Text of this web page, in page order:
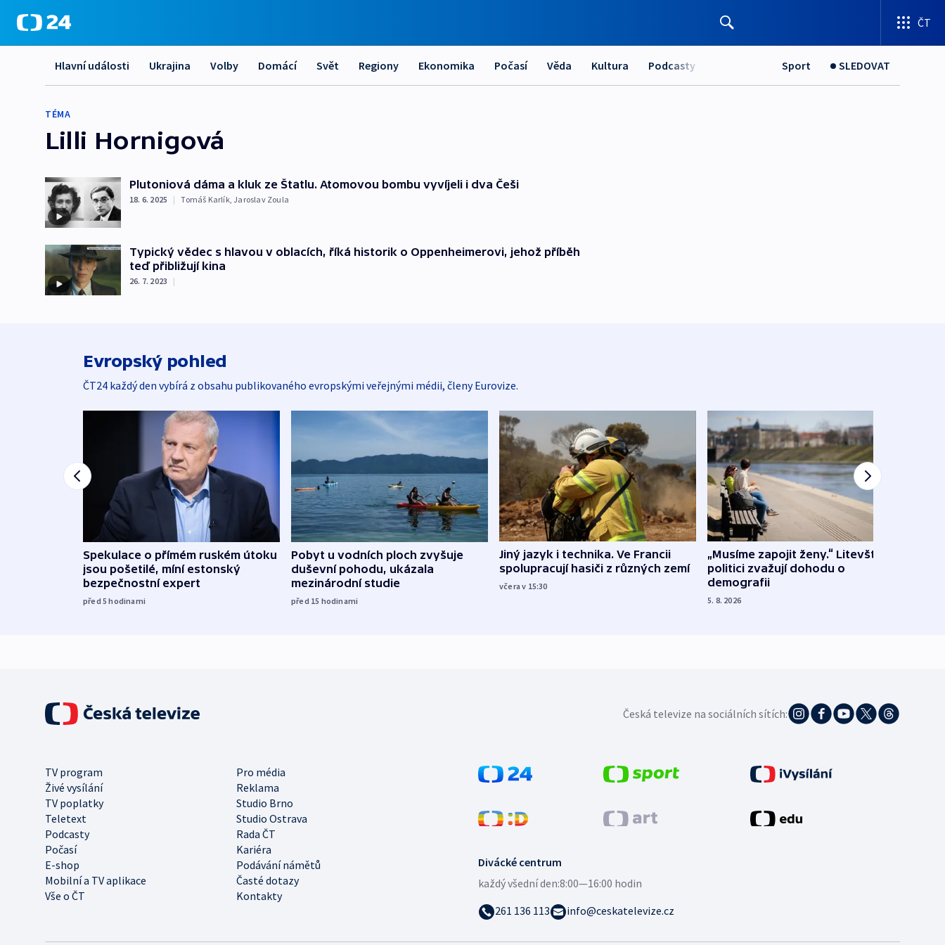
ČT
Hlavní události Ukrajina Volby Domácí Svět Regiony Ekonomika Počasí Věda Kultura Podcasty Sport SLEDOVAT
TÉMA
Lilli Hornigová
Plutoniová dáma a kluk ze Štatlu. Atomovou bombu vyvíjeli i dva Češi
18. 6. 2025 | Tomáš Karlík, Jaroslav Zoula
Typický vědec s hlavou v oblacích, říká historik o Oppenheimerovi, jehož příběh
teď přibližují kina
26. 7. 2023 |
Evropský pohled
ČT24 každý den vybírá z obsahu publikovaného evropskými veřejnými médii, členy Eurovize.
Spekulace o přímém ruském útoku
jsou pošetilé, míní estonský
bezpečnostní expert
před 5hodinami
Pobyt u vodních ploch zvyšuje
duševní pohodu, ukázala
mezinárodní studie
před 15 hodinami
Jiný jazyk i technika. Ve Francii
spolupracují hasiči z různých zemí
včera v 15:30
„Musíme zapojit ženy.“ Litevští
politici zvažují dohodu o
demografii
5. 8. 2026
Česká televize na sociálních sítích:
TV program
Pro média
Živé vysílání
Reklama
TV poplatky
Studio Brno
Teletext
Studio Ostrava
Podcasty
Rada ČT
Počasí
Kariéra
E-shop
Podávání námětů
Mobilní a TV aplikace
Časté dotazy
Vše o ČT
Kontakty
Divácké centrum
každý všední den:8:00—16:00 hodin
261 136 113
info@ceskatelevize.cz